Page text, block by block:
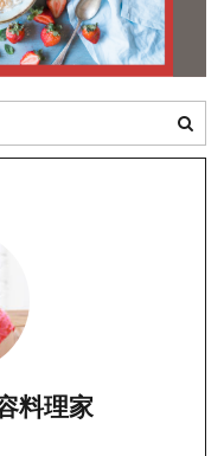
料理家